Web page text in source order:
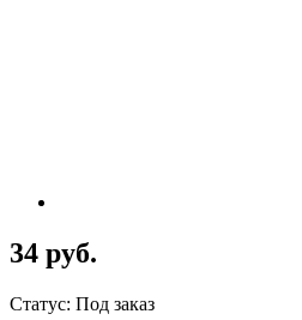
34 руб.
Статус: Под заказ